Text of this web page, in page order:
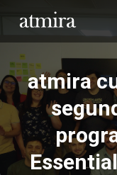
atmira